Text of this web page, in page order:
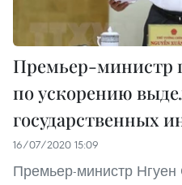
Премьер-министр
по ускорению
государственных
16/07/2020 15:09
Премьер-министр Нгуен